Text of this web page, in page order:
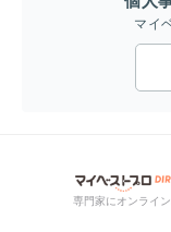
マイ
専門家にオンライ